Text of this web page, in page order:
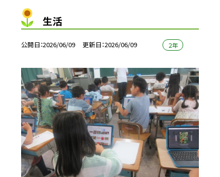
生活
公開日 2026/06/09 更新日 2026/06/09 ２年